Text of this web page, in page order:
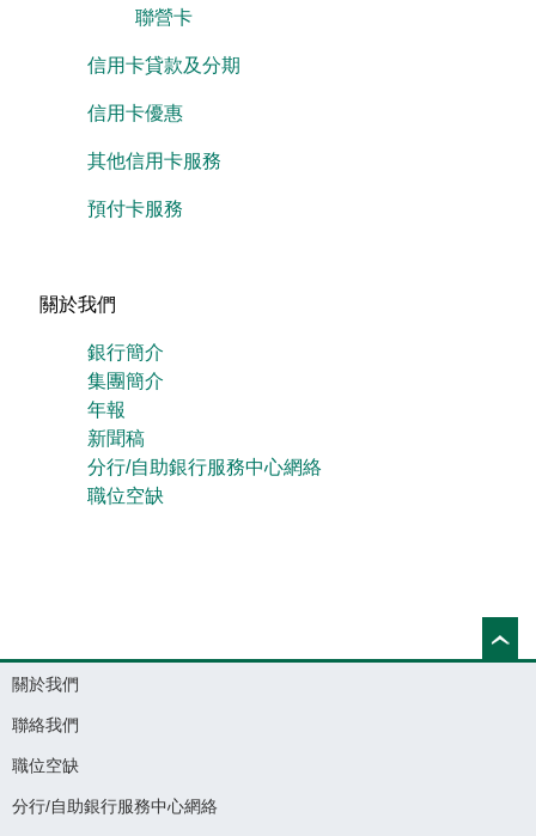
聯營卡
信用卡貸款及分期
信用卡優惠
其他信用卡服務
預付卡服務
關於我們
銀行簡介
集團簡介
年報
新聞稿
分行/自助銀行服務中心網絡
職位空缺
關於我們
聯絡我們
職位空缺
分行/自助銀行服務中心網絡